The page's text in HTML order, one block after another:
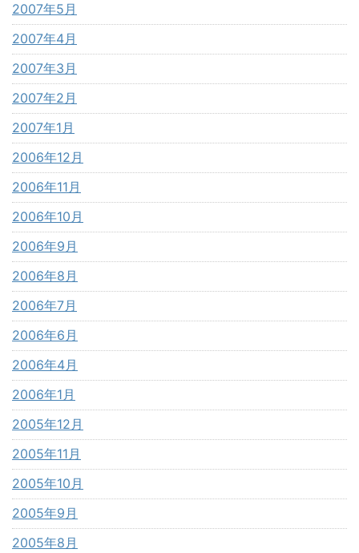
2007年5月
2007年4月
2007年3月
2007年2月
2007年1月
2006年12月
2006年11月
2006年10月
2006年9月
2006年8月
2006年7月
2006年6月
2006年4月
2006年1月
2005年12月
2005年11月
2005年10月
2005年9月
2005年8月